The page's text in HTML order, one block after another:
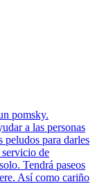
pomsky.
a las personas
peludos para darles
servicio de
Tendrá paseos
Así como cariño